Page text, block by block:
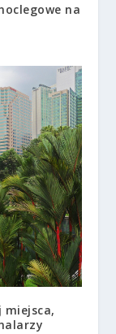
na
miejsca,